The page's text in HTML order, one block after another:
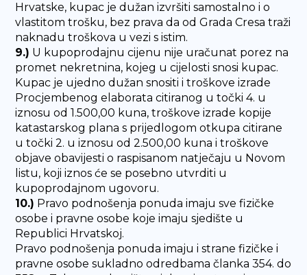
Hrvatske, kupac je dužan izvršiti samostalno i o
vlastitom trošku, bez prava da od Grada Cresa traži
naknadu troškova u vezi s istim.
9.) U kupoprodajnu cijenu nije uračunat porez na
promet nekretnina, kojeg u cijelosti snosi kupac.
Kupac je ujedno dužan snositi i troškove izrade
Procjembenog elaborata citiranog u točki 4. u
iznosu od 1.500,00 kuna, troškove izrade kopije
katastarskog plana s prijedlogom otkupa citirane
u točki 2. u iznosu od 2.500,00 kuna i troškove
objave obavijesti o raspisanom natječaju u Novom
listu, koji iznos će se posebno utvrditi u
kupoprodajnom ugovoru.
10.) Pravo podnošenja ponuda imaju sve fizičke
osobe i pravne osobe koje imaju sjedište u
Republici Hrvatskoj.
Pravo podnošenja ponuda imaju i strane fizičke i
pravne osobe sukladno odredbama članka 354. do